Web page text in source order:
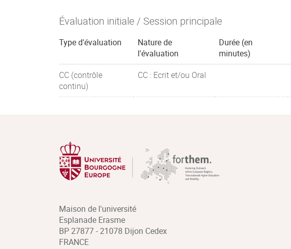
Évaluation initiale / Session principale
Type d'évaluation
Nature de
l'évaluation
Durée (en
minutes)
CC (contrôle
continu)
CC : Ecrit et/ou Oral
Maison de l'université
Esplanade Erasme
BP 27877 - 21078 Dijon Cedex
FRANCE